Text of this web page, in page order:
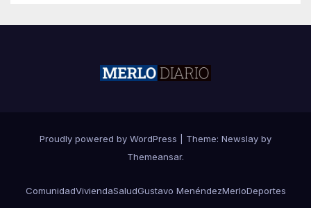
Proudly powered by WordPress Theme: Newslay by
Themeansar.
ComunidadViviendaSaludGustavo MenéndezMerloDeportes